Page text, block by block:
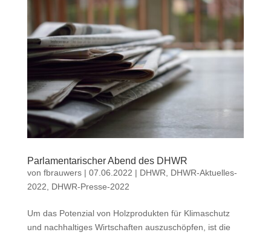
Parlamentarischer Abend des DHWR
von fbrauwers| 07.06.2022 | DHWR
DHWR-Aktuelles-
2022
DHWR-Presse-2022
Um das Potenzial von Holzprodukten für Klimaschutz
und nachhaltiges Wirtschaften auszuschöpfen, ist die